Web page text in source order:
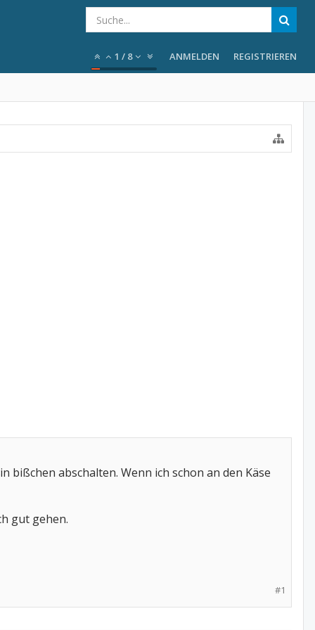
1 / 8 ANMELDEN REGISTRIEREN
bißchen abschalten. Wenn ich schon an den Käse
gut gehen.
#1